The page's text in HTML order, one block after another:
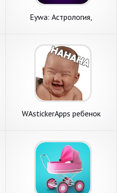
Eywa: Астрология,
WAstickerApps ребенок